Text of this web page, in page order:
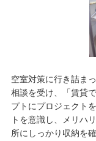
空室対策に行き詰ま
相談を受け、「賃貸
プトにプロジェクト
トを意識し、メリハ
所にしっかり収納を